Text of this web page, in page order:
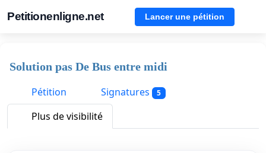
Petitionenligne.net Lancer une pétition
Solution pas De Bus entre midi
Pétition
Signatures 5
Plus de visibilité